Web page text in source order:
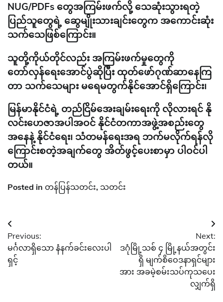
NUG/PDFs တွေအကြမ်းဖက်လို့ သေဆုံးသွားရတဲ့
ပြည်သူတွေရဲ့ ဆွေမျိုးသားချင်းတွေက အကောင်းဆုံး
သက်သေဖြစ်ကြောင်း။
သူတို့ကိုယ်တိုင်လည်း အကြမ်းဖက်မှုတွေကို
တော်လှန်ရေးအောင်ပွဲဆိုပြီး ထုတ်ဖော်ဂုဏ်ဆာနေကြ
တာ သက်သေများ မရေမတွက်နိုင်အောင်ရှိကြောင်း၊
မြန်မာနိုင်ငံရဲ့ တည်ငြိမ်အေးချမ်းရေးကို လိုလားရင် နို
လင်းဟေဇာအပါအဝင် နိုင်ငံတကာအဖွဲ့အစည်းတွေ
အနေနဲ့ နိုင်ငံရေး၊ သံတမန်ရေးအရ ဘက်မလိုက်ရန်လို
ကြောင်းစတဲ့အချက်တွေ အိတ်ဖွင့်ပေးစာမှာ ပါဝင်ပါ
တယ်။
Posted in တန်ပြန်သတင်း, သတင်း
Post
navigation
Previous:
မင်္ဂလာရှိသော နံနက်ခင်းလေးပါ
ရှင့်
Next:
ဒဂုံမြို့သစ် ၄ မြို့နယ်အတွင်း
ရှိ မျက်စိဝေဒနာရှင်များ
အား အခမဲ့စမ်းသပ်ကုသပေး
လျှက်ရှိ